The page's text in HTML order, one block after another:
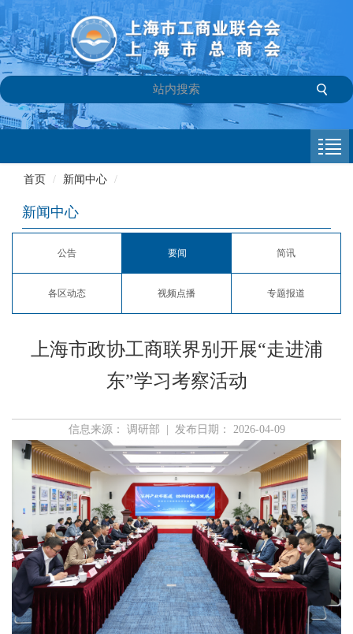
会员专栏
参政议政
信息库
联系我们
首页 / 新闻中心 /
新闻中心
公告 要闻 简讯
各区动态 视频点播 专题报道
上海市政协工商联界别开展“走进浦
东”学习考察活动
信息来源： 调研部 | 发布日期： 2026-04-09